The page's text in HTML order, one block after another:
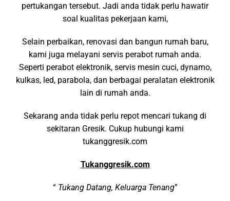
pertukangan tersebut. Jadi anda tidak perlu hawatir
soal kualitas pekerjaan kami,
Selain perbaikan, renovasi dan bangun rumah baru,
kami juga melayani servis perabot rumah anda.
Seperti perabot elektronik, servis mesin cuci, dynamo,
kulkas, led, parabola, dan berbagai peralatan elektronik
lain di rumah anda.
Sekarang anda tidak perlu repot mencari tukang di
sekitaran Gresik. Cukup hubungi kami
tukanggresik.com
Tukanggresik.com
“ Tukang Datang, Keluarga Tenang”